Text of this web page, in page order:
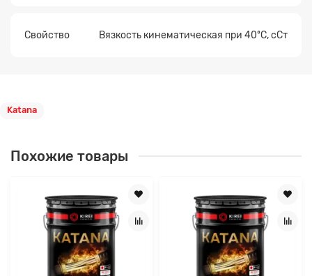
Свойство Вязкость кинематическая при 40ºC, сСт
Katana
Похожие товары